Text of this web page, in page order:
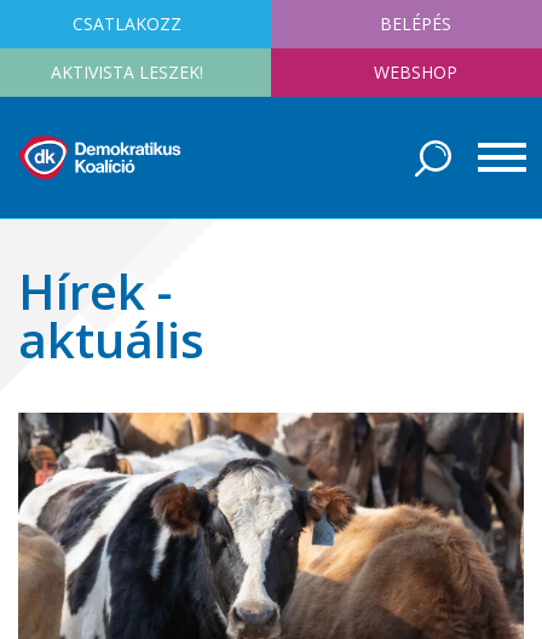
CSATLAKOZZ BELÉPÉS
AKTIVISTA LESZEK! WEBSHOP
Hírek -
aktuális